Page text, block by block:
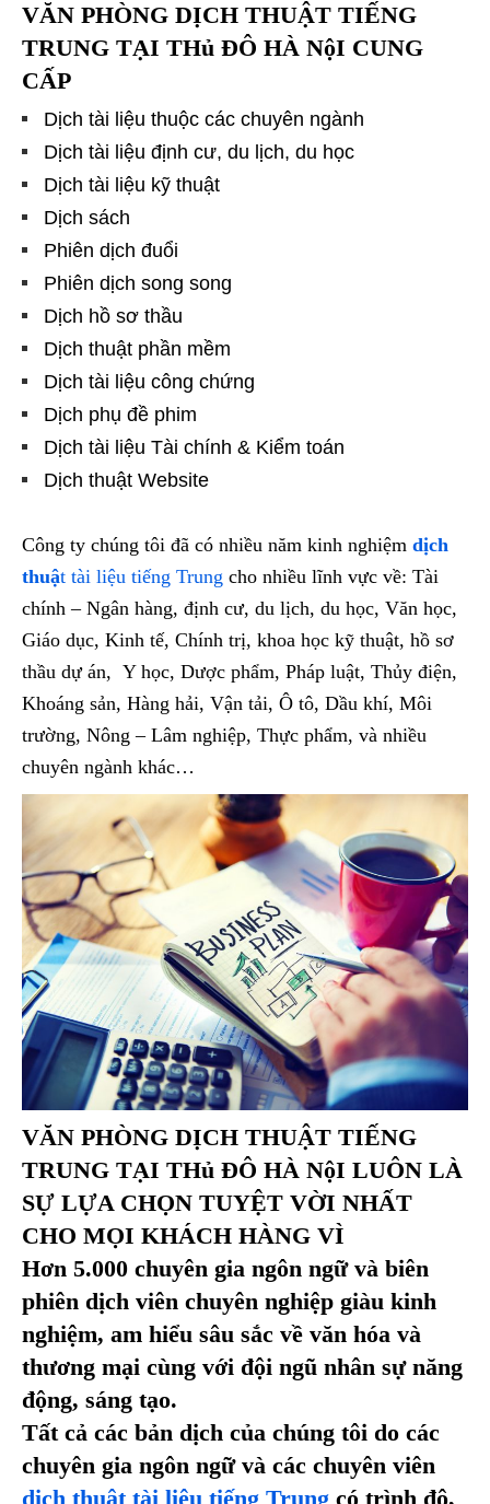
VĂN PHÒNG DỊCH THUẬT TIẾNG
TRUNG TẠI THủ ĐÔ HÀ NộI CUNG
CẤP
Dịch tài liệu thuộc các chuyên ngành
Dịch tài liệu định cư, du lịch, du học
Dịch tài liệu kỹ thuật
Dịch sách
Phiên dịch đuổi
Phiên dịch song song
Dịch hồ sơ thầu
Dịch thuật phần mềm
Dịch tài liệu công chứng
Dịch phụ đề phim
Dịch tài liệu Tài chính & Kiểm toán
Dịch thuật Website
Công ty chúng tôi đã có nhiều năm kinh nghiệm dịch
thuật tài liệu tiếng Trung cho nhiều lĩnh vực về: Tài
chính – Ngân hàng, định cư, du lịch, du học, Văn học,
Giáo dục, Kinh tế, Chính trị, khoa học kỹ thuật, hồ sơ
thầu dự án, Y học, Dược phẩm, Pháp luật, Thủy điện,
Khoáng sản, Hàng hải, Vận tải, Ô tô, Dầu khí, Môi
trường, Nông – Lâm nghiệp, Thực phẩm, và nhiều
chuyên ngành khác…
VĂN PHÒNG DỊCH THUẬT TIẾNG
TRUNG TẠI THủ ĐÔ HÀ NộI LUÔN LÀ
SỰ LỰA CHỌN TUYỆT VỜI NHẤT
CHO MỌI KHÁCH HÀNG VÌ
Hơn 5.000 chuyên gia ngôn ngữ và biên
phiên dịch viên chuyên nghiệp giàu kinh
nghiệm, am hiểu sâu sắc về văn hóa và
thương mại cùng với đội ngũ nhân sự năng
động, sáng tạo.
Tất cả các bản dịch của chúng tôi do các
chuyên gia ngôn ngữ và các chuyên viên
dịch thuật tài liệu tiếng Trung có trình độ,